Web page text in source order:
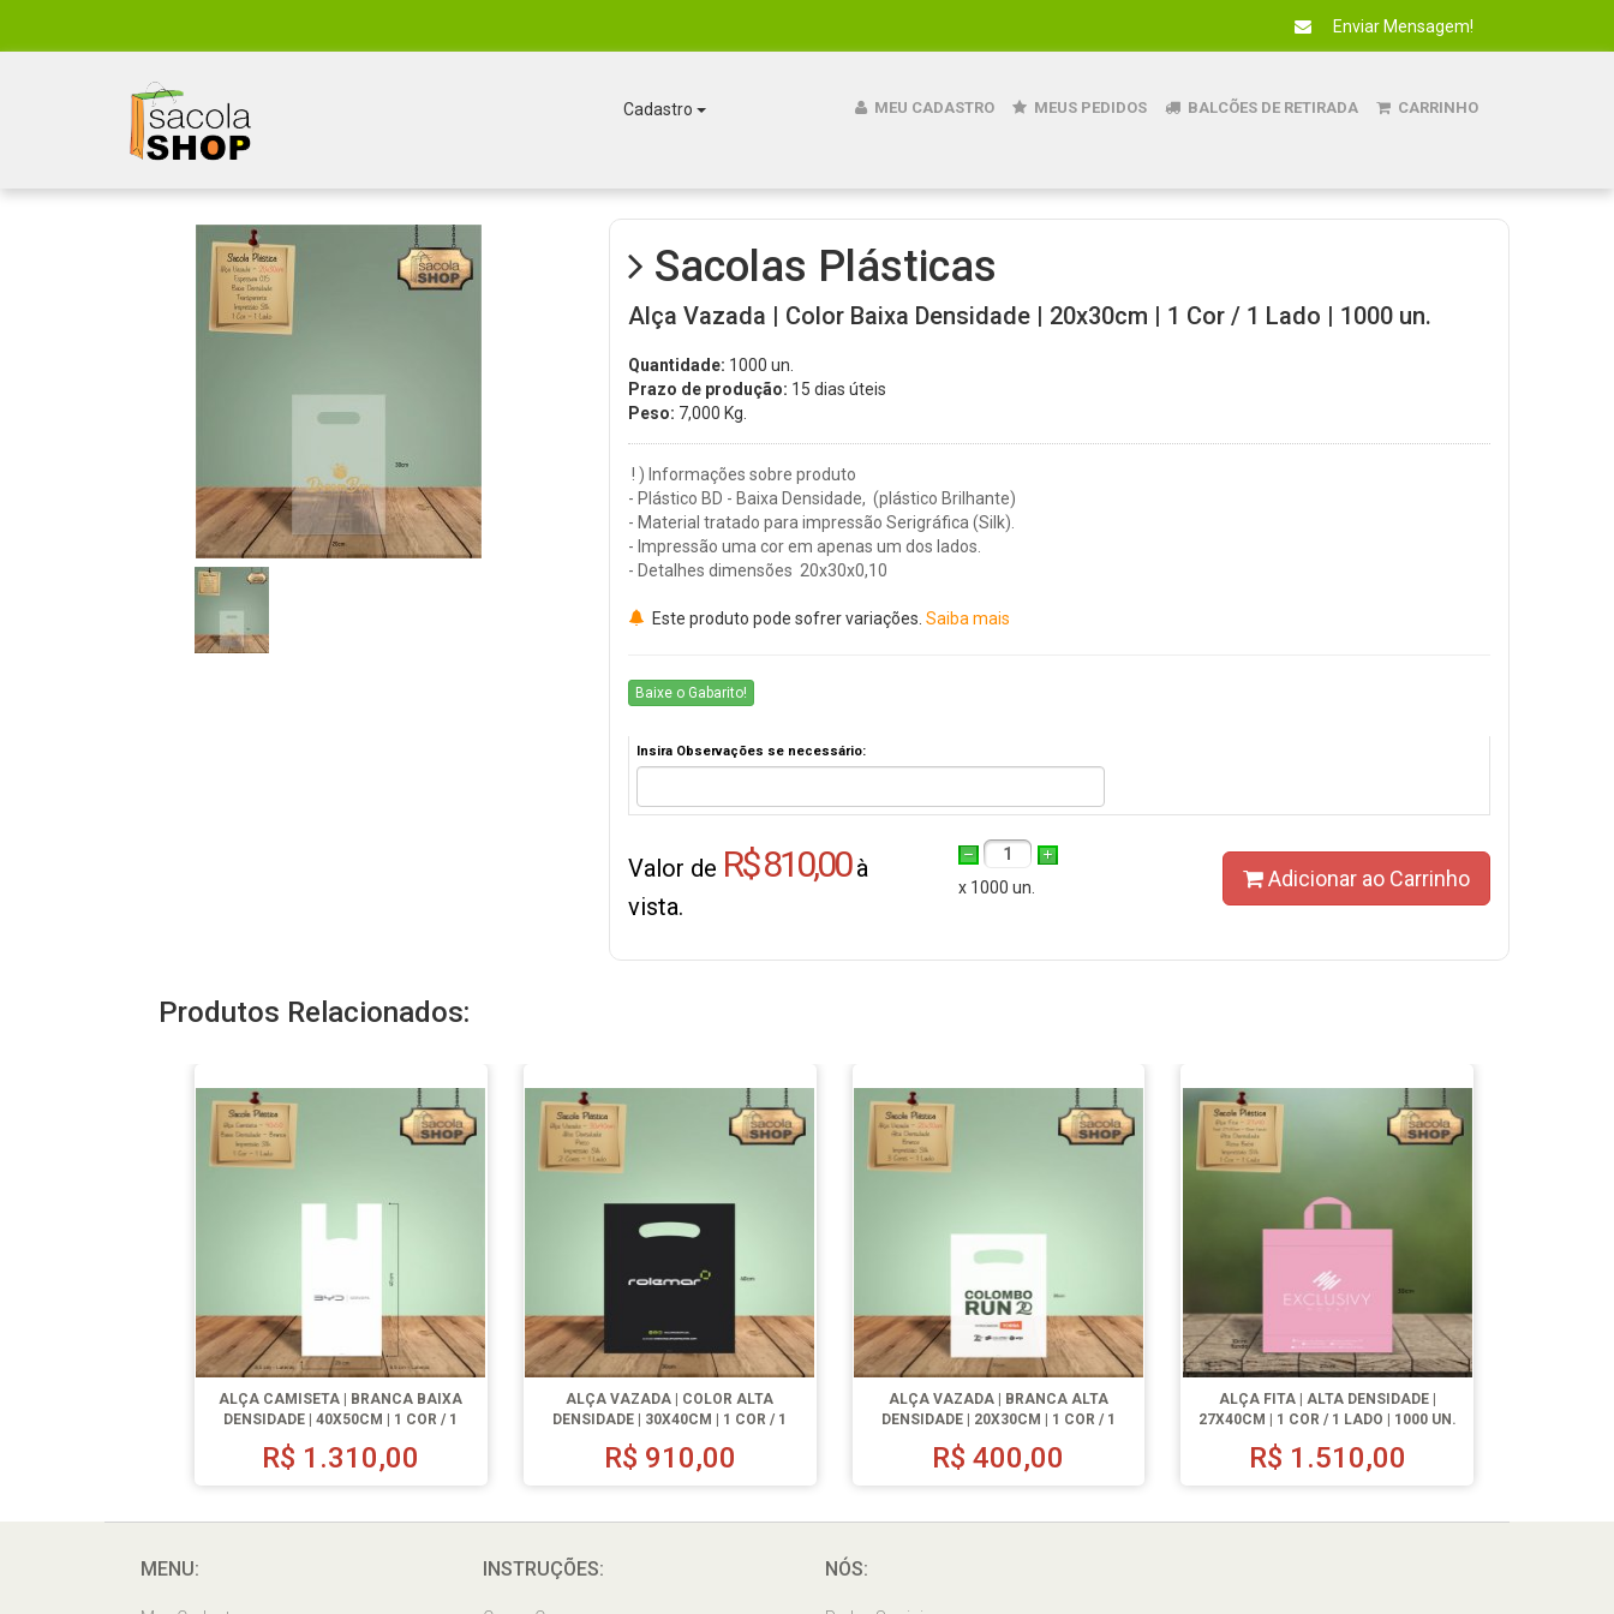
Enviar Mensagem!
Cadastro MEU CADASTRO MEUS PEDIDOS BALCÕES DE RETIRADA CARRINHO
Sacolas Plásticas
Alça Vazada | Color Baixa Densidade | 20x30cm | 1 Cor / 1 Lado | 1000 un.
Quantidade: 1000 un.
Prazo de produção: 15 dias úteis
Peso: 7,000 Kg.
! ) Informações sobre produto
- Plástico BD - Baixa Densidade, (plástico Brilhante)
- Material tratado para impressão Serigráfica (Silk).
- Impressão uma cor em apenas um dos lados.
- Detalhes dimensões 20x30x0,10
Este produto pode sofrer variações. Saiba mais
Baixe o Gabarito!
Insira Observações se necessário:
Valor de R$ 810,00à
vista.
1
x 1000 un.
Adicionar ao Carrinho
Produtos Relacionados:
ALÇA CAMISETA | BRANCA BAIXA
DENSIDADE | 40X50CM | 1 COR / 1
LADO | 1000 UN.
R$ 1.310,00
ALÇA VAZADA | COLOR ALTA
DENSIDADE | 30X40CM | 1 COR / 1
LADO | 1000 UN.
R$ 910,00
ALÇA VAZADA | BRANCA ALTA
DENSIDADE | 20X30CM | 1 COR / 1
LADO | 500 UN.
R$400,00
ALÇA FITA | ALTA DENSIDADE |
27X40CM | 1 COR / 1 LADO | 1000 UN.
R$ 1.510,00
MENU: INSTRUÇÕES: NÓS: